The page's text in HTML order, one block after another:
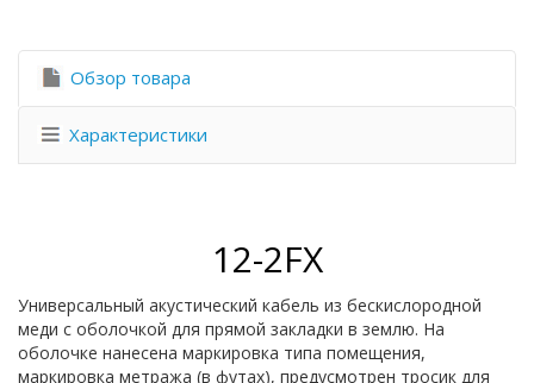
Обзор товара
Характеристики
12-2FX
Универсальный акустический кабель из бескислородной
меди с оболочкой для прямой закладки в землю. На
оболочке нанесена маркировка типа помещения,
маркировка метража (в футах), предусмотрен тросик для